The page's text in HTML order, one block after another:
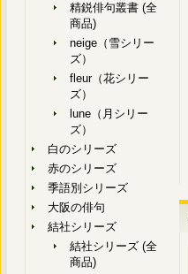
精鋭俳句叢書 (全
商品)
neige（雪シリー
ズ）
fleur（花シリー
ズ）
lune（月シリー
ズ）
白のシリーズ
赤のシリーズ
季語別シリーズ
大阪の俳句
結社シリーズ
結社シリーズ (全
商品)